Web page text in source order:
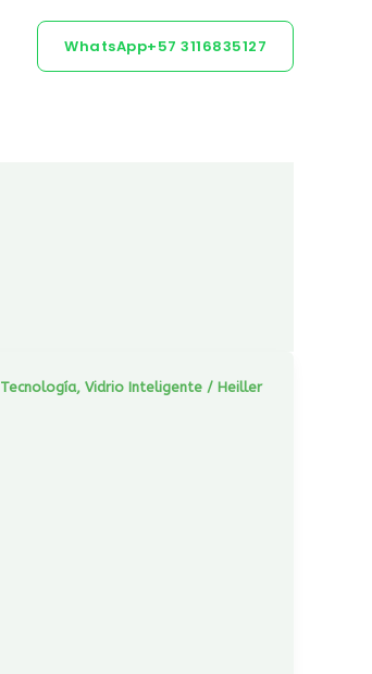
WhatsApp+57 3116835127
Tecnología,Vidrio Inteligente / Heiller